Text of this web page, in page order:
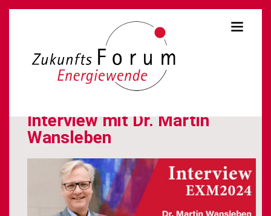
Interview mit Dr. Martin
Wansleben